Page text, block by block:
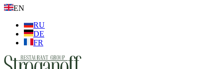
EN
RU
DE
FR